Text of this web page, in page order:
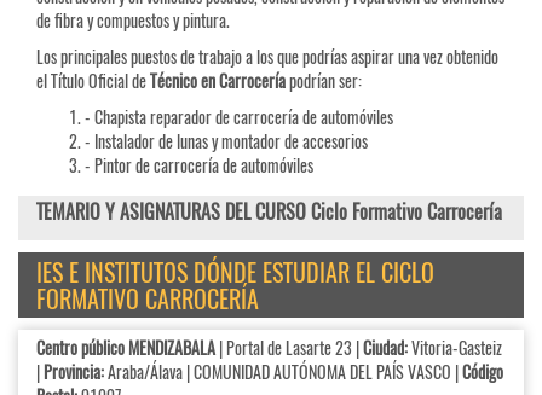
de fibra y compuestos y pintura.
Los principales puestos de trabajo a los que podrías aspirar una vez obtenido
el Título Oficial deTécnico en Carroceríapodrían ser:
- Chapista reparador de carrocería de automóviles
- Instalador de lunas y montador de accesorios
- Pintor de carrocería de automóviles
TEMARIO Y ASIGNATURAS DEL CURSO Ciclo Formativo Carrocería
IES E INSTITUTOS DÓNDE ESTUDIAR EL CICLO
FORMATIVO CARROCERÍA
Centro público MENDIZABALA| Portal de Lasarte 23 |Ciudad:Vitoria-Gasteiz
|Provincia:Araba/Álava | COMUNIDAD AUTÓNOMA DEL PAÍS VASCO |Código